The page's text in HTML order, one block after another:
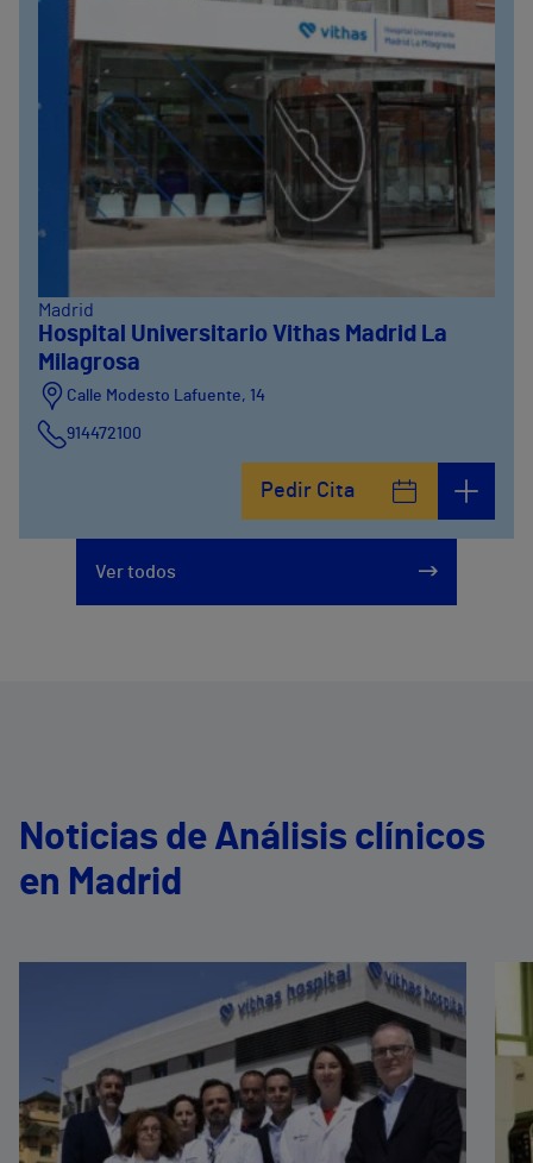
Madrid
Hospital Universitario Vithas Madrid La
Milagrosa
Calle Modesto Lafuente, 14
914472100
Pedir Cita
Ver todos
Noticias de Análisis clínicos
en Madrid